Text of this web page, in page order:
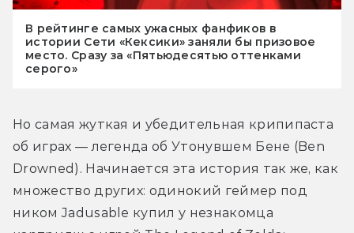
В рейтинге самых ужасных фанфиков в
истории Сети «Кексики» заняли бы призовое
место. Сразу за «Пятьюдесятью оттенками
серого»
Но самая жуткая и убедительная крипипаста
об играх — легенда об Утонувшем Бене (Ben
Drowned). Начинается эта история так же, как
множество других: одинокий геймер под
ником Jadusable купил у незнакомца